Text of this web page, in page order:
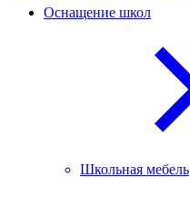
Оснащение школ
Школьная мебель